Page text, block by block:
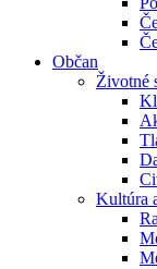
Občan
Životné
Kultúra